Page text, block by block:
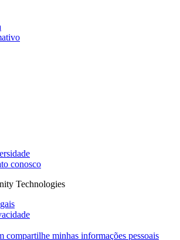
conosco
Technologies
compartilhe minhas informações pessoais